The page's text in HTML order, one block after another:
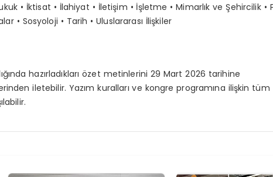
• İktisat • İlahiyat • İletişim • İşletme • Mimarlık ve Şehircilik •
• Sosyoloji • Tarih • Uluslararası İlişkiler
hazırladıkları özet metinlerini 29 Mart 2026 tarihine
iletebilir. Yazım kuralları ve kongre programına ilişkin tüm